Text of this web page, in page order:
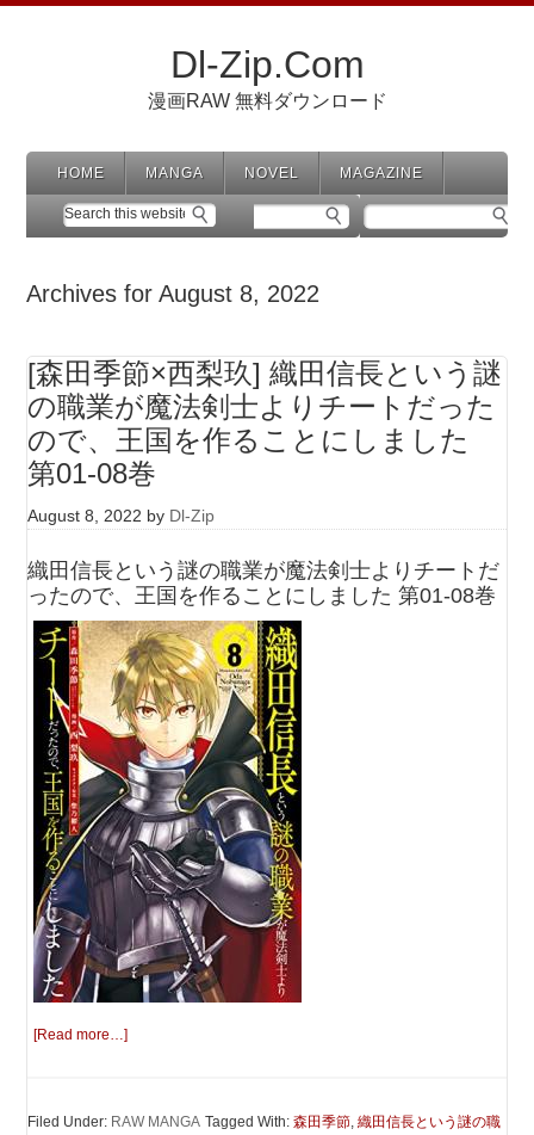
Dl-Zip.Com
漫画RAW 無料ダウンロード
HOME MANGA NOVEL MAGAZINE
Archives for August 8, 2022
[森田季節×西梨玖] 織田信長という謎
の職業が魔法剣士よりチートだった
ので、王国を作ることにしました
第01-08巻
August 8, 2022 by Dl-Zip
織田信長という謎の職業が魔法剣士よりチートだ
ったので、王国を作ることにしました 第01-08巻
[Read more…]
Filed Under: RAW MANGA Tagged With:森田季節,織田信長という謎の職